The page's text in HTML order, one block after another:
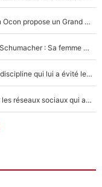
Comme pour le final du Tour de France, Esteban Ocon propose un Grand Prix de Formule 1 à Paris : «Autour de l’Arc de Triomphe, ce serait génial» !
Nouvelle rumeur autour de la santé de Michael Schumacher : Sa femme Corinna sort du silence
F1 - Lewis Hamilton victime de harcèlement, la discipline qui lui a évité le pire : «J'aurais probablement mal tourné»
Lewis Hamilton : Le talent inattendu dévoilé sur les réseaux sociaux qui a impressionné Kim Kardashian pendant leurs vacances en amoureux !